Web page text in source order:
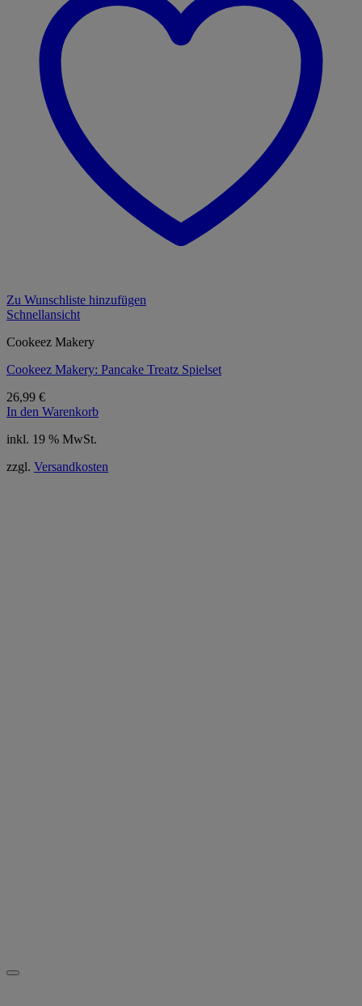
Zu Wunschliste hinzufügen
Schnellansicht
Cookeez Makery
Cookeez Makery: Pancake Treatz Spielset
26,99 €
In den Warenkorb
inkl. 19 % MwSt.
zzgl. Versandkosten